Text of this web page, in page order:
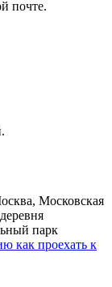
почте.
Московская
парк
как проехать к